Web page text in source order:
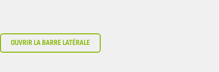
OUVRIR LA BARRE LATÉRALE